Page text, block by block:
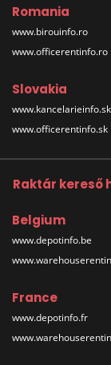
Romania
www.birouinfo.ro
www.officerentinfo.ro
Slovakia
www.kancelarieinfo.sk
www.officerentinfo.sk
Raktár kereső
Belgium
www.depotinfo.be
France
www.depotinfo.fr